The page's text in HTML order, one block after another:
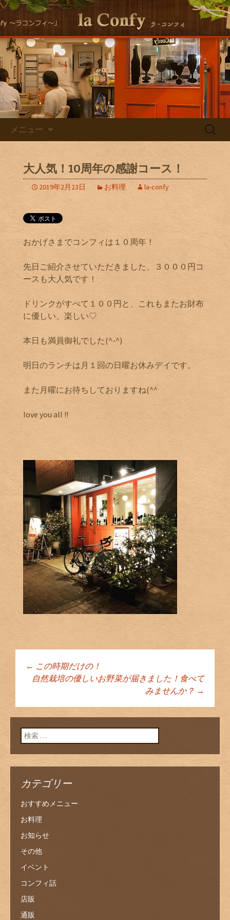
自然派イタリアン la Confyの
Staff Blog
大阪福島にある美味しくヘルシーな自
然派イタリアンla Conｆｙ （ラ・コン
フィ）の最新情報をお届けします！
メニュー
検
大人気！10周年の感謝コース！
2019年2月23日 お料理 la-confy
おかげさまでコンフィは１０周年！
先日ご紹介させていただきました、３０００円コ
ースも大人気です！
ドリンクがすべて１００円と、これもまたお財布
に優しい、楽しい♡
本日も満員御礼でした(^-^)
明日のランチは月１回の日曜お休みデイです。
また月曜にお待ちしておりますね(^^
love you all !!
投稿ナビゲーショ
ン
← この時期だけの！
自然栽培の優しいお野菜が届きました！食べて
みませんか？ →
検索:
カテゴリー
おすすめメニュー
お料理
お知らせ
その他
イベント
コンフィ話
店販
通販